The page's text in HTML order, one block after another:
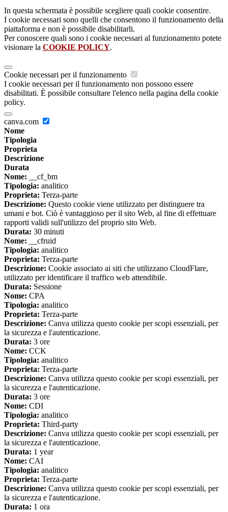
In questa schermata è possibile scegliere quali cookie consentire.
I cookie necessari sono quelli che consentono il funzionamento della
piattaforma e non è possibile disabilitarli.
Per conoscere quali sono i cookie necessari al funzionamento potete
visionare la COOKIE POLICY.
Cookie necessari per il funzionamento
I cookie necessari per il funzionamento non possono essere
disabilitati. È possibile consultare l'elenco nella pagina della cookie
policy.
canva.com
Nome
Tipologia
Proprieta
Descrizione
Durata
Nome: __cf_bm
Tipologia: analitico
Proprieta: Terza-parte
Descrizione: Questo cookie viene utilizzato per distinguere tra
umani e bot. Ciò è vantaggioso per il sito Web, al fine di effettuare
rapporti validi sull'utilizzo del proprio sito Web.
Durata: 30 minuti
Nome: __cfruid
Tipologia: analitico
Proprieta: Terza-parte
Descrizione: Cookie associato ai siti che utilizzano CloudFlare,
utilizzato per identificare il traffico web attendibile.
Durata: Sessione
Nome: CPA
Tipologia: analitico
Proprieta: Terza-parte
Descrizione: Canva utilizza questo cookie per scopi essenziali, per
la sicurezza e l'autenticazione.
Durata: 3 ore
Nome: CCK
Tipologia: analitico
Proprieta: Terza-parte
Descrizione: Canva utilizza questo cookie per scopi essenziali, per
la sicurezza e l'autenticazione.
Durata: 3 ore
Nome: CDI
Tipologia: analitico
Proprieta: Third-party
Descrizione: Canva utilizza questo cookie per scopi essenziali, per
la sicurezza e l'autenticazione.
Durata: 1 year
Nome: CAI
Tipologia: analitico
Proprieta: Terza-parte
Descrizione: Canva utilizza questo cookie per scopi essenziali, per
la sicurezza e l'autenticazione.
Durata: 1 ora